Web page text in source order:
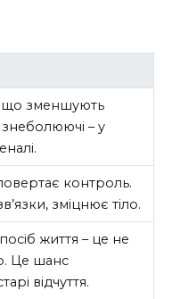
що зменшують
знеболюючі – у
контроль.
зміцнює тіло.
життя – це не
Це шанс
відчуття.